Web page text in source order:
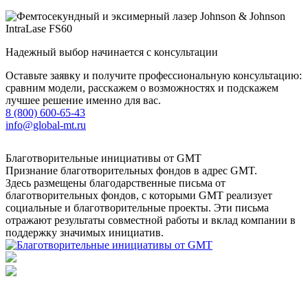
Надежный выбор начинается с консультации
Оставьте заявку и получите профессиональную консультацию:
сравним модели, расскажем о возможностях и подскажем
лучшее решение именно для вас.
8 (800) 600-65-43
info@global-mt.ru
Благотворительные инициативы от GMT
Признание благотворительных фондов в адрес GMT.
Здесь размещены благодарственные письма от
благотворительных фондов, с которыми GMT реализует
социальные и благотворительные проекты. Эти письма
отражают результаты совместной работы и вклад компании в
поддержку значимых инициатив.